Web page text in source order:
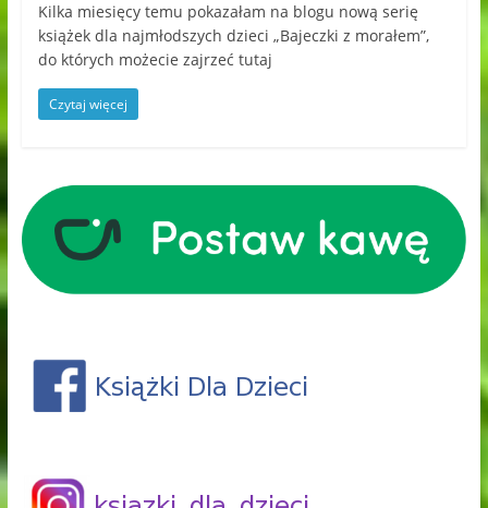
Kilka miesięcy temu pokazałam na blogu nową serię
książek dla najmłodszych dzieci „Bajeczki z morałem”,
do których możecie zajrzeć tutaj
Czytaj więcej